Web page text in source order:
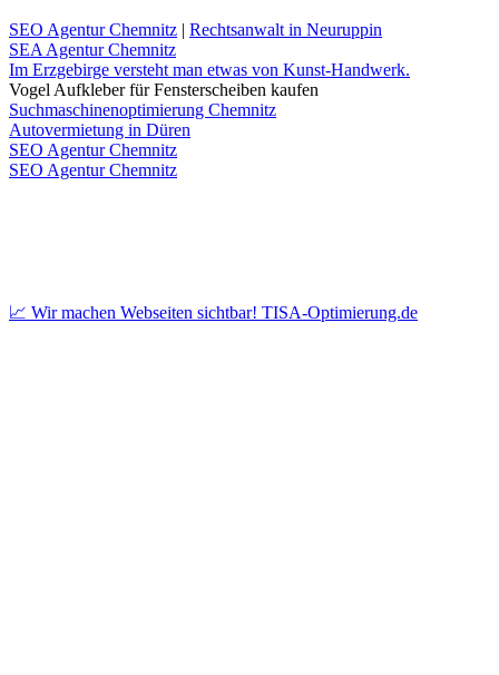
SEO Agentur Chemnitz | Rechtsanwalt in Neuruppin
SEA Agentur Chemnitz
Im Erzgebirge versteht man etwas von Kunst-Handwerk.
Vogel Aufkleber für Fensterscheiben kaufen
Suchmaschinenoptimierung Chemnitz
Autovermietung in Düren
SEO Agentur Chemnitz
SEO Agentur Chemnitz
📈 Wir machen Webseiten sichtbar! TISA-Optimierung.de